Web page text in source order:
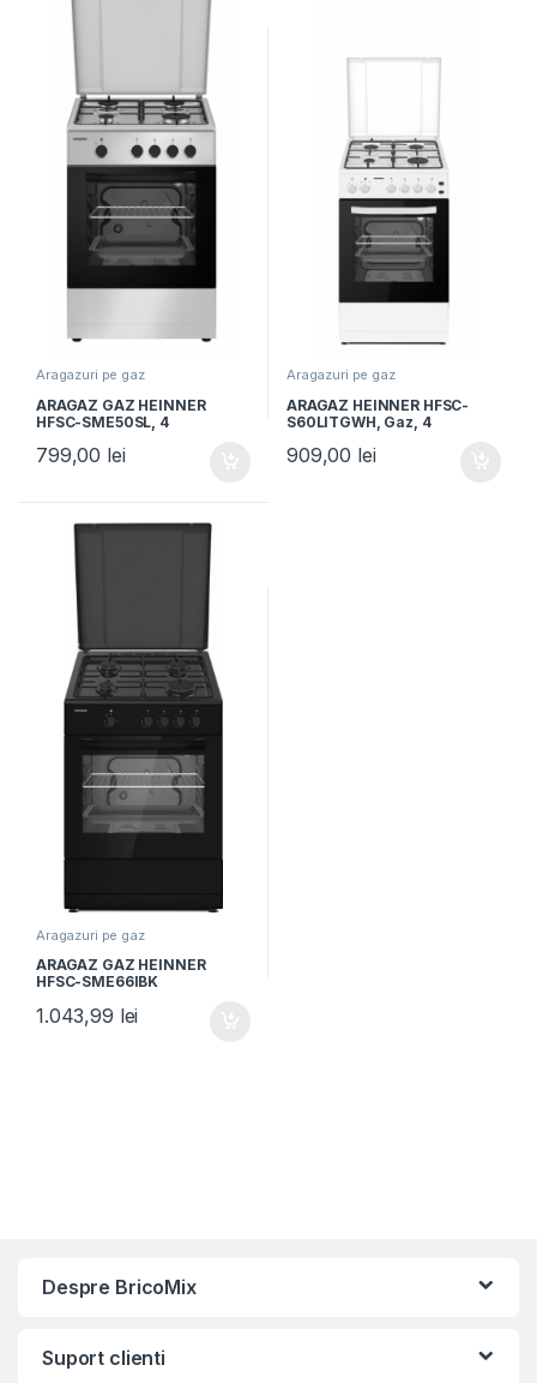
Aragazuri pe gaz
ARAGAZ GAZ HEINNER
HFSC-SME50SL, 4
Dispozitiv siguranta plita si
799,00 lei
Aragazuri pe gaz
ARAGAZ HEINNER HFSC-
S60LITGWH, Gaz, 4
Aprindere electrica
909,00 lei
Aragazuri pe gaz
ARAGAZ GAZ HEINNER
HFSC-SME66IBK
1.043,99 lei
Despre BricoMix
Suport clienti